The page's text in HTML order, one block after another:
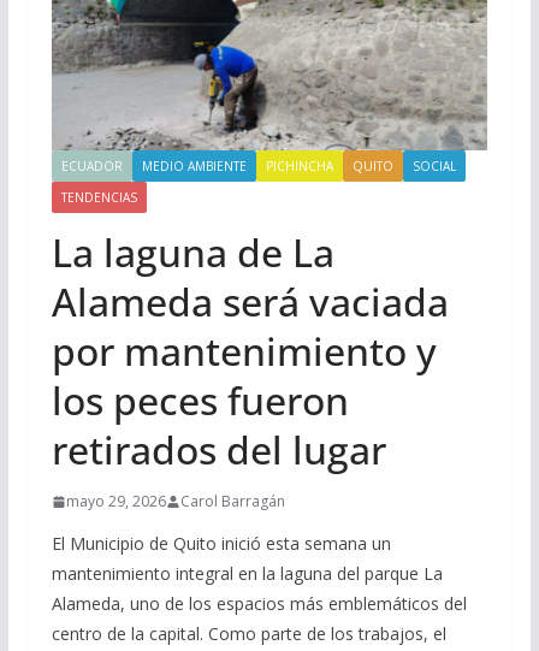
ECUADOR MEDIO AMBIENTE PICHINCHA QUITO
SOCIAL
TENDENCIAS
La laguna de La
Alameda será vaciada
por mantenimiento y
los peces fueron
retirados del lugar
mayo 29, 2026 Carol Barragán
El Municipio de Quito inició esta semana un
mantenimiento integral en la laguna del parque La
Alameda, uno de los espacios más emblemáticos del
centro de la capital. Como parte de los trabajos, el